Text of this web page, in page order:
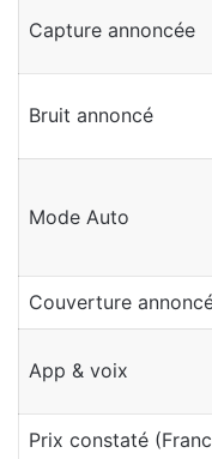
Capture annoncée
Bruit annoncé
Mode Auto
Couverture
App & voix
Prix constaté